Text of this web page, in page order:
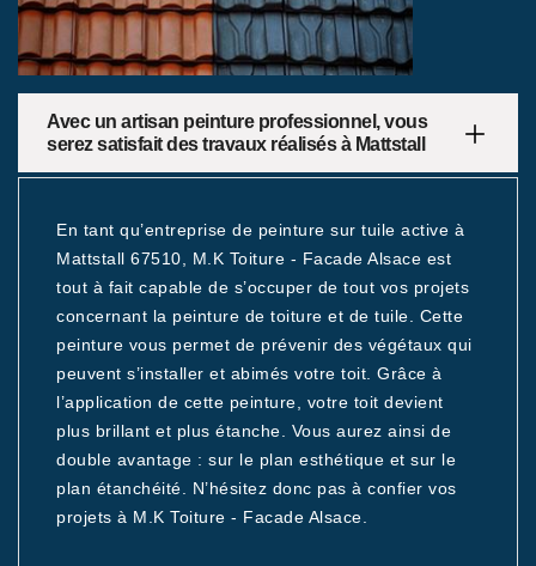
Avec un artisan peinture professionnel, vous
serez satisfait des travaux réalisés à Mattstall
En tant qu’entreprise de peinture sur tuile active à
Mattstall 67510, M.K Toiture - Facade Alsace est
tout à fait capable de s’occuper de tout vos projets
concernant la peinture de toiture et de tuile. Cette
peinture vous permet de prévenir des végétaux qui
peuvent s’installer et abimés votre toit. Grâce à
l’application de cette peinture, votre toit devient
plus brillant et plus étanche. Vous aurez ainsi de
double avantage : sur le plan esthétique et sur le
plan étanchéité. N’hésitez donc pas à confier vos
projets à M.K Toiture - Facade Alsace.